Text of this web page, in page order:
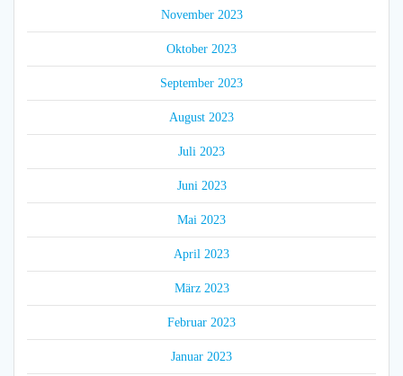
November 2023
Oktober 2023
September 2023
August 2023
Juli 2023
Juni 2023
Mai 2023
April 2023
März 2023
Februar 2023
Januar 2023